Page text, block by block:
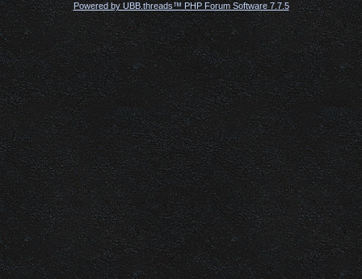
Powered by UBB.threads™ PHP Forum Software 7.7.5